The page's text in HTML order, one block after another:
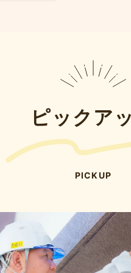
ピックア
PICKUP